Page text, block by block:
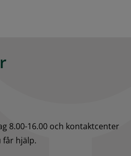
8.00-16.00 och kontaktcenter
får hjälp.